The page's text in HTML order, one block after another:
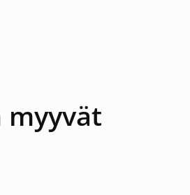
myyvät